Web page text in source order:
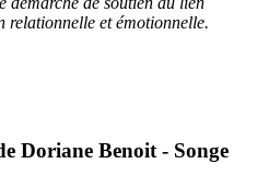
relationnelle et émotionnelle.
Doriane Benoit - Songe